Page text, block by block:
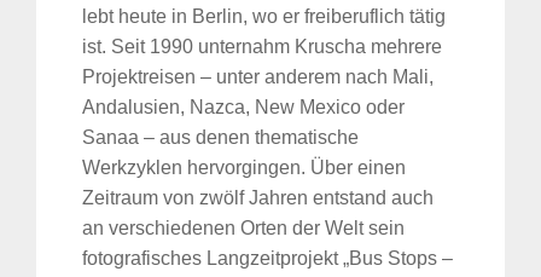
lebt heute in Berlin, wo er freiberuflich tätig
ist. Seit 1990 unternahm Kruscha mehrere
Projektreisen – unter anderem nach Mali,
Andalusien, Nazca, New Mexico oder
Sanaa – aus denen thematische
Werkzyklen hervorgingen. Über einen
Zeitraum von zwölf Jahren entstand auch
an verschiedenen Orten der Welt sein
fotografisches Langzeitprojekt „Bus Stops –